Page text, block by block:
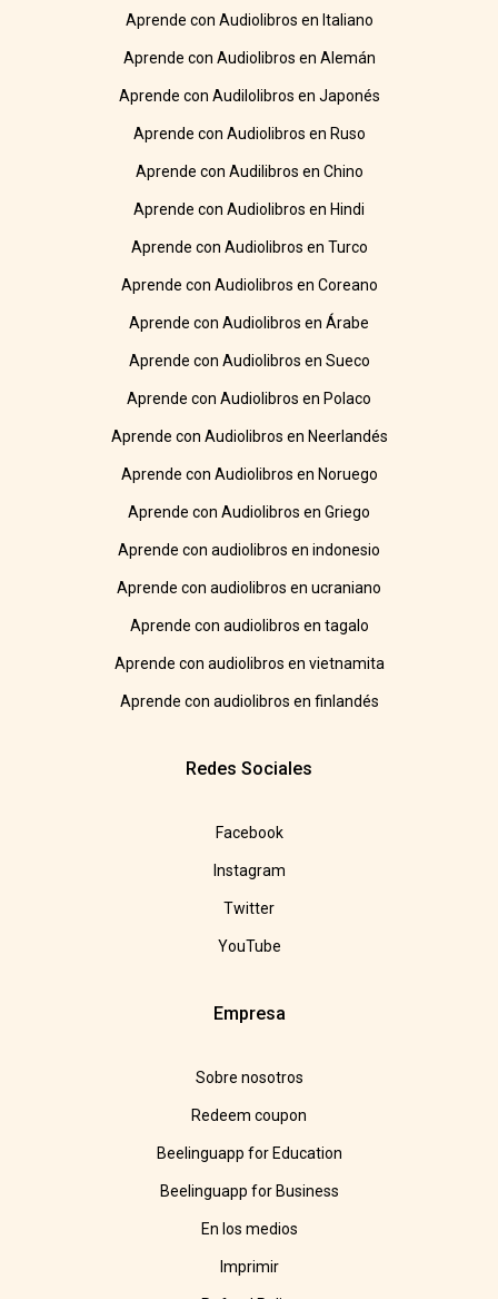
Aprende con Audiolibros en Italiano
Aprende con Audiolibros en Alemán
Aprende con Audilolibros en Japonés
Aprende con Audiolibros en Ruso
Aprende con Audilibros en Chino
Aprende con Audiolibros en Hindi
Aprende con Audiolibros en Turco
Aprende con Audiolibros en Coreano
Aprende con Audiolibros en Árabe
Aprende con Audiolibros en Sueco
Aprende con Audiolibros en Polaco
Aprende con Audiolibros en Neerlandés
Aprende con Audiolibros en Noruego
Aprende con Audiolibros en Griego
Aprende con audiolibros en indonesio
Aprende con audiolibros en ucraniano
Aprende con audiolibros en tagalo
Aprende con audiolibros en vietnamita
Aprende con audiolibros en finlandés
Redes Sociales
Facebook
Instagram
Twitter
YouTube
Empresa
Sobre nosotros
Redeem coupon
Beelinguapp for Education
Beelinguapp for Business
En los medios
Imprimir